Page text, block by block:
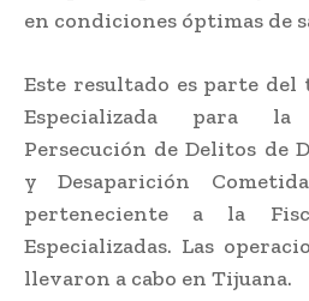
en condiciones óptimas de
Este resultado es parte
Especializada para
Persecución de Delitos de
y Desaparición
perteneciente a la
Especializadas. Las
llevaron a cabo en Tijuana.